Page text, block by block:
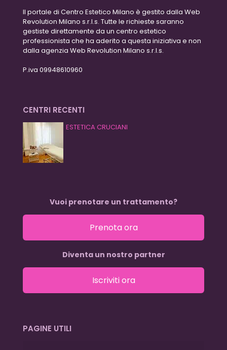
Il portale di Centro Estetico Milano è gestito dalla Web
Revolution Milano s.r.l.s. Tutte le richieste saranno
gestiste direttamente da un centro estetico
professionista che ha aderito a questa iniziativa e non
dalla agenzia Web Revolution Milano s.r.l.s.
P.iva 09948610960
CENTRI RECENTI
ESTETICA CRUCIANI
Vuoi prenotare un trattamento?
Prenota ora
Diventa un nostro partner
Iscriviti ora
PAGINE UTILI